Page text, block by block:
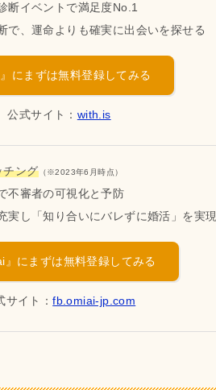
断イベントで満足度No.1
で、運命よりも確実に出会いを探せる
』にまずは無料登録してみる
公式サイト： with.is
チング（※2023年6月時点）
不審者の可視化と予防
実し「知り合いにバレずに婚活」を実現
』にまずは無料登録してみる
サイト：fb.omiai-jp.com